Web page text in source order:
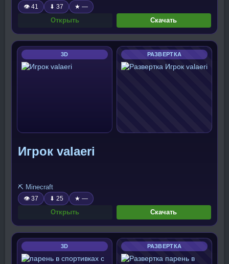
👁 41 ⬇ 37 ★ —
Открыть Скачать
3D РАЗВЕРТКА
Игрок valaeri
⛏️ Minecraft
👁 37 ⬇ 25 ★ —
Открыть Скачать
3D РАЗВЕРТКА